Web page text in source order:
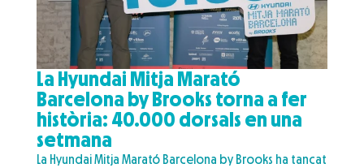
La Hyundai Mitja Marató
Barcelona by Brooks torna a fer
història: 40.000 dorsals en una
setmana
La Hyundai Mitja Marató Barcelona by Brooks ha tancat